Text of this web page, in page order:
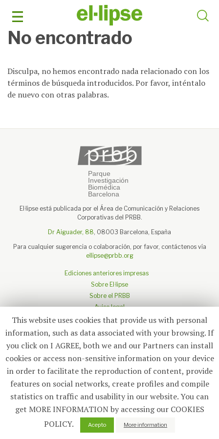
contenido
No encontrado
Disculpa, no hemos encontrado nada relacionado con los
términos de búsqueda introducidos. Por favor, inténtalo
de nuevo con otras palabras.
El·lipse está publicada por el Área de Comunicación y Relaciones
Corporativas del PRBB.
Dr Aiguader, 88, 08003 Barcelona, España
Para cualquier sugerencia o colaboración, por favor, contáctenos vía
ellipse@prbb.org
Ediciones anteriores impresas
Sobre El·lipse
Sobre el PRBB
Aviso legal
Suscríbete
© 2026El·lipse, PRBB
Noticias
This website uses cookies that provide us with personal
information, such as data associated with your browsing. If
you click on I AGREE, both we and our Partners can install
cookies or access non-sensitive information on your device
in order to facilitate the reproduction of content, provide
features on social networks, create profiles and compile
statistics on traffic and usability in our website. You can
get MORE INFORMATION by accessing our COOKIES
POLICY.
Acepto More information